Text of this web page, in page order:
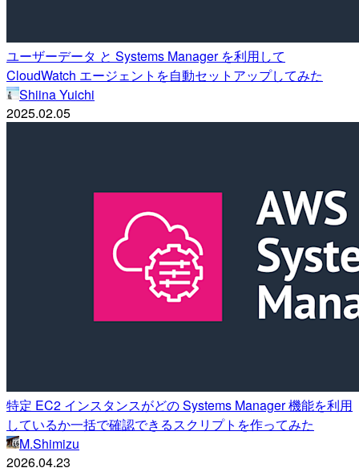
ユーザーデータ と Systems Manager を利用して
CloudWatch エージェントを自動セットアップしてみた
Shiina Yuichi
2025.02.05
特定 EC2 インスタンスがどの Systems Manager 機能を利用
しているか一括で確認できるスクリプトを作ってみた
M.Shimizu
2026.04.23